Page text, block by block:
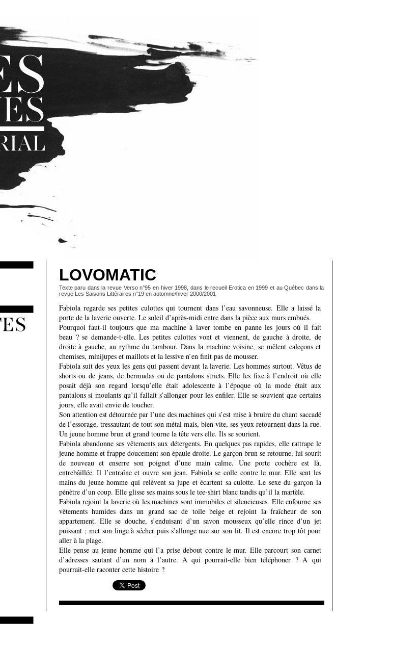
LOVOMATIC
Texte paru dans la revue Verso n°95 en hiver 1998, dans le recueil Erotica en 1999 et au Québec dans la
revue Les Saisons Littéraires n°19 en automne/hiver 2000/2001
Fabiola regarde ses petites culottes qui tournent dans l’eau savonneuse. Elle a laissé la
porte de la laverie ouverte. Le soleil d’après-midi entre dans la pièce aux murs embués.
Pourquoi faut-il toujours que ma machine à laver tombe en panne les jours où il fait
beau ? se demande-t-elle. Les petites culottes vont et viennent, de gauche à droite, de
droite à gauche, au rythme du tambour. Dans la machine voisine, se mêlent caleçons et
chemises, minijupes et maillots et la lessive n’en finit pas de mousser.
Fabiola suit des yeux les gens qui passent devant la laverie. Les hommes surtout. Vêtus de
shorts ou de jeans, de bermudas ou de pantalons stricts. Elle les fixe à l’endroit où elle
posait déjà son regard lorsqu’elle était adolescente à l’époque où la mode était aux
pantalons si moulants qu’il fallait s’allonger pour les enfiler. Elle se souvient que certains
jours, elle avait envie de toucher.
Son attention est détournée par l’une des machines qui s’est mise à bruire du chant saccadé
de l’essorage, tressautant de tout son métal mais, bien vite, ses yeux retournent dans la rue.
Un jeune homme brun et grand tourne la tête vers elle. Ils se sourient.
Fabiola abandonne ses vêtements aux détergents. En quelques pas rapides, elle rattrape le
jeune homme et frappe doucement son épaule droite. Le garçon brun se retourne, lui sourit
de nouveau et enserre son poignet d’une main calme. Une porte cochère est là,
entrebâillée. Il l’entraîne et ouvre son jean. Fabiola se colle contre le mur. Elle sent les
mains du jeune homme qui relèvent sa jupe et écartent sa culotte. Le sexe du garçon la
pénètre d’un coup. Elle glisse ses mains sous le tee-shirt blanc tandis qu’il la martèle.
Fabiola rejoint la laverie où les machines sont immobiles et silencieuses. Elle enfourne ses
vêtements humides dans un grand sac de toile beige et rejoint la fraîcheur de son
appartement. Elle se douche, s’enduisant d’un savon mousseux qu’elle rince d’un jet
puissant ; met son linge à sécher puis s’allonge nue sur son lit. Il est encore trop tôt pour
aller à la plage.
Elle pense au jeune homme qui l’a prise debout contre le mur. Elle parcourt son carnet
d’adresses sautant d’un nom à l’autre. A qui pourrait-elle bien téléphoner ? A qui
pourrait-elle raconter cette histoire ?